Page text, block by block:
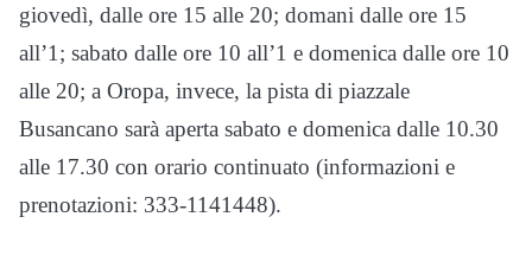
giovedì, dalle ore 15 alle 20; domani dalle ore 15
all’1; sabato dalle ore 10 all’1 e domenica dalle ore 10
alle 20; a Oropa, invece, la pista di piazzale
Busancano sarà aperta sabato e domenica dalle 10.30
alle 17.30 con orario continuato (informazioni e
prenotazioni: 333-1141448).